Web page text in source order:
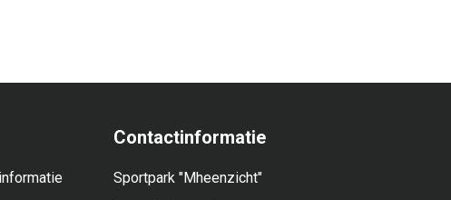
Contactinformatie
Sportpark "Mheenzicht"